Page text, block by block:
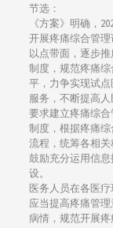
节选：
《方案》明确，
开展疼痛综合管
以点带面，逐步
制度，规范疼痛
平，力争实现试
服务，不断提高人
要求建立疼痛综
制度，根据疼痛
流程，统筹各相关
鼓励充分运用信
设。
医务人员在各医
应当提高疼痛管
病情，规范开展